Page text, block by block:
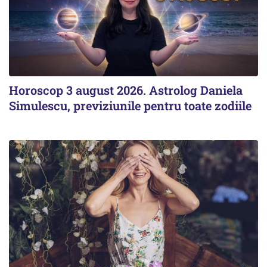
Horoscop 3 august 2026. Astrolog Daniela
Simulescu, previziunile pentru toate zodiile